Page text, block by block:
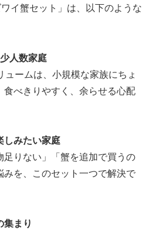
ワイ蟹セット」は、以下のような
人数家庭
ュームは、小規模な家族にちょ
食べきりやすく、余らせる心配
しみたい家庭
足りない」「蟹を追加で買うの
みを、このセット一つで解決で
集まり